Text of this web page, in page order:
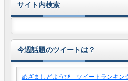
サイト内検索
今週話題のツイートは？
めざましどようび ツイートランキン